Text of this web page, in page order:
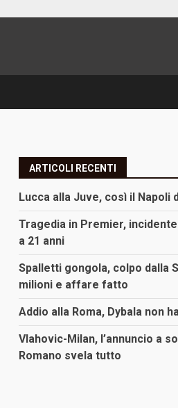
ARTICOLI RECENTI
Lucca alla Juve, così il Napoli
Tragedia in Premier,
a 21 anni
Spalletti gongola, colpo dalla
milioni e affare fatto
Addio alla Roma, Dybala non
Vlahovic-Milan, l’annuncio a
Romano svela tutto